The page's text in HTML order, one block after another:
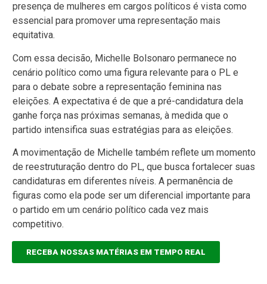
presença de mulheres em cargos políticos é vista como
essencial para promover uma representação mais
equitativa.
Com essa decisão, Michelle Bolsonaro permanece no
cenário político como uma figura relevante para o PL e
para o debate sobre a representação feminina nas
eleições. A expectativa é de que a pré-candidatura dela
ganhe força nas próximas semanas, à medida que o
partido intensifica suas estratégias para as eleições.
A movimentação de Michelle também reflete um momento
de reestruturação dentro do PL, que busca fortalecer suas
candidaturas em diferentes níveis. A permanência de
figuras como ela pode ser um diferencial importante para
o partido em um cenário político cada vez mais
competitivo.
RECEBA NOSSAS MATÉRIAS EM TEMPO REAL